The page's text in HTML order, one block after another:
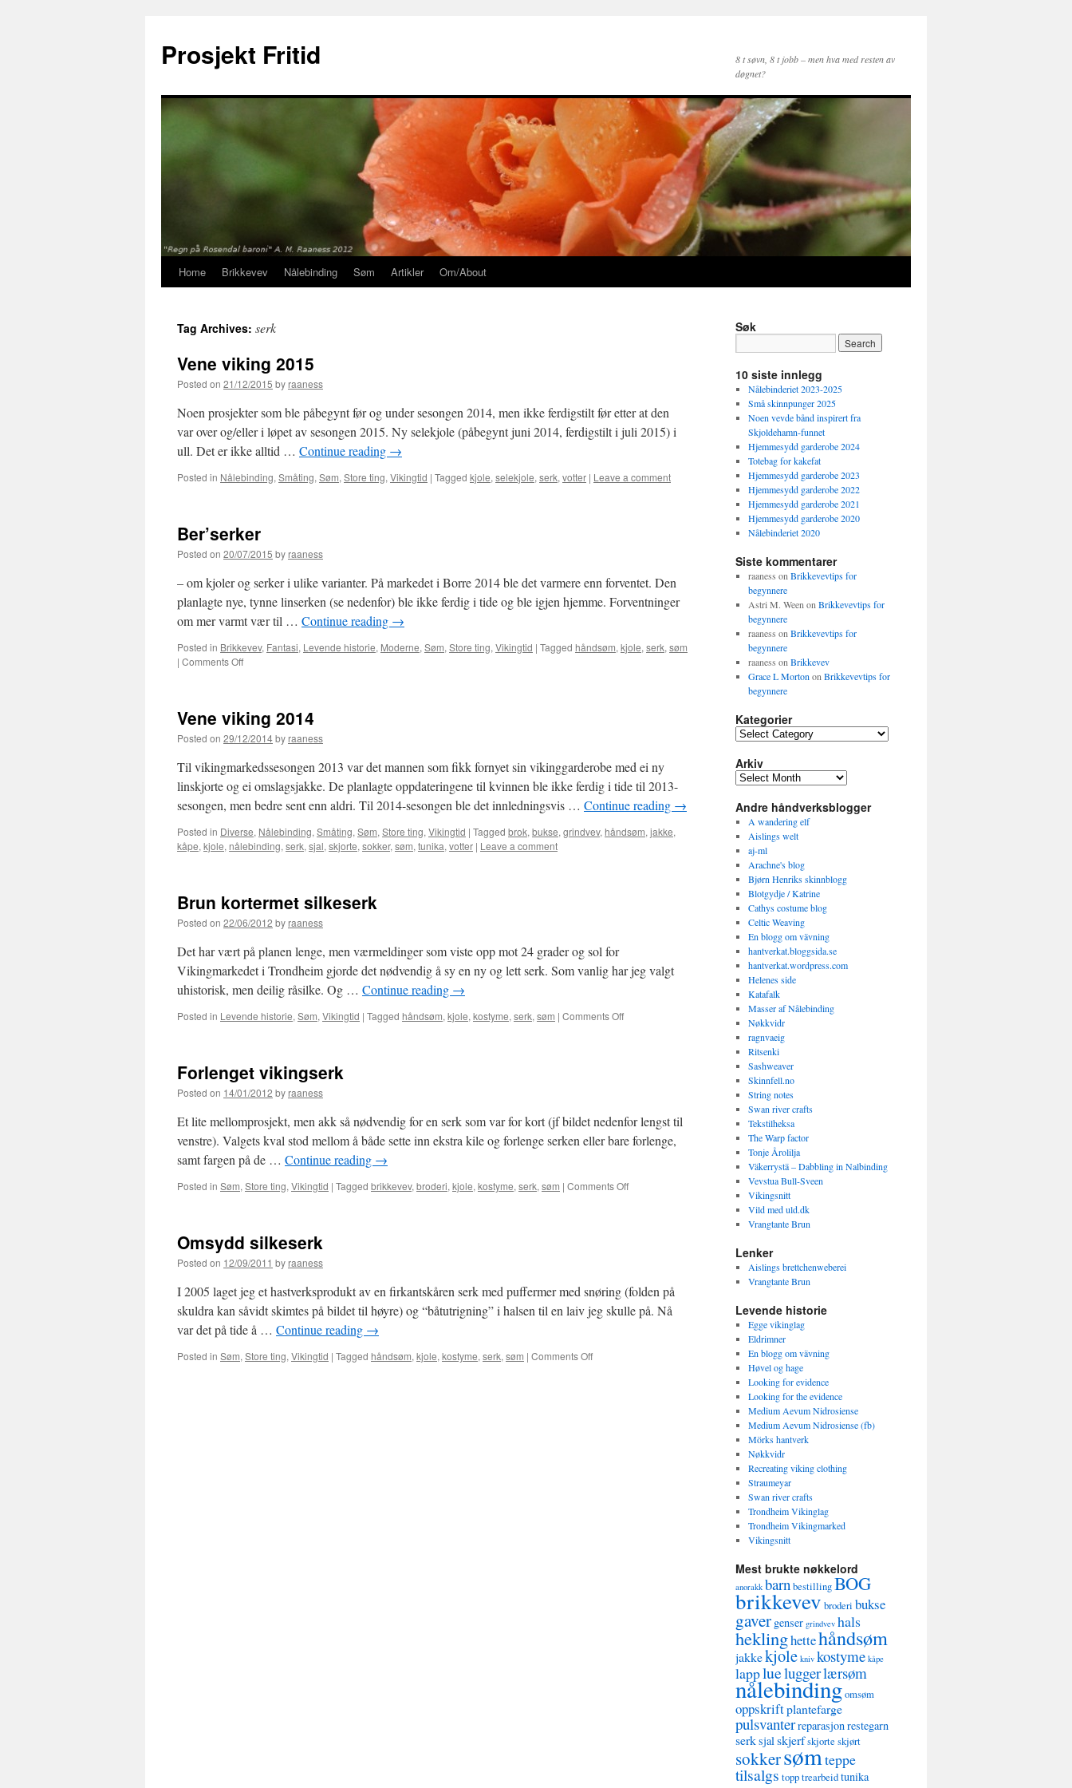
Prosjekt Fritid
8 t søvn, 8 t jobb – men hva med resten av
døgnet?
Skip
content
Home Brikkevev Nålebinding Søm Artikler Om/About
Tag Archives: serk
Vene viking 2015
Posted on 21/12/2015 by raaness
Noen prosjekter som ble påbegynt før og under sesongen 2014, men ikke ferdigstilt før etter at den
var over og/eller i løpet av sesongen 2015. Ny selekjole (påbegynt juni 2014, ferdigstilt i juli 2015) i
ull. Det er ikke alltid … Continue reading →
Posted in Nålebinding, Småting, Søm, Store ting, Vikingtid | Tagged kjole, selekjole, serk, votter | Leave a comment
Ber’serker
Posted on 20/07/2015 by raaness
– om kjoler og serker i ulike varianter. På markedet i Borre 2014 ble det varmere enn forventet. Den
planlagte nye, tynne linserken (se nedenfor) ble ikke ferdig i tide og ble igjen hjemme. Forventninger
om mer varmt vær til … Continue reading →
Posted in Brikkevev, Fantasi, Levende historie, Moderne, Søm, Store ting, Vikingtid | Tagged håndsøm, kjole, serk, søm
| Comments Off
Vene viking 2014
Posted on 29/12/2014by raaness
Til vikingmarkedssesongen 2013 var det mannen som fikk fornyet sin vikinggarderobe med ei ny
linskjorte og ei omslagsjakke. De planlagte oppdateringene til kvinnen ble ikke ferdig i tide til 2013-
sesongen, men bedre sent enn aldri. Til 2014-sesongen ble det innledningsvis … Continue reading →
Posted in Diverse, Nålebinding, Småting, Søm, Store ting, Vikingtid | Tagged brok, bukse, grindvev, håndsøm, jakke,
kåpe, kjole, nålebinding, serk, sjal, skjorte, sokker, søm, tunika, votter | Leave a comment
Brun kortermet silkeserk
Posted on 22/06/2012 by raaness
Det har vært på planen lenge, men værmeldinger som viste opp mot 24 grader og sol for
Vikingmarkedet i Trondheim gjorde det nødvendig å sy en ny og lett serk. Som vanlig har jeg valgt
uhistorisk, men deilig råsilke. Og … Continue reading →
Posted in Levende historie, Søm, Vikingtid | Tagged håndsøm, kjole, kostyme, serk, søm | Comments Off
Forlenget vikingserk
Posted on 14/01/2012 by raaness
Et lite mellomprosjekt, men akk så nødvendig for en serk som var for kort (jf bildet nedenfor lengst til
venstre). Valgets kval stod mellom å både sette inn ekstra kile og forlenge serken eller bare forlenge,
samt fargen på de … Continue reading →
Posted in Søm, Store ting, Vikingtid | Tagged brikkevev, broderi, kjole, kostyme, serk, søm | Comments Off
Omsydd silkeserk
Posted on 12/09/2011 by raaness
I 2005 laget jeg et hastverksprodukt av en firkantskåren serk med puffermer med snøring (folden på
skuldra kan såvidt skimtes på bildet til høyre) og “båtutrigning” i halsen til en laiv jeg skulle på. Nå
var det på tide å … Continue reading →
Posted in Søm, Store ting, Vikingtid | Tagged håndsøm, kjole, kostyme, serk, søm | Comments Off
Søk
10 siste innlegg
Nålebinderiet 2023-2025
Små skinnpunger 2025
Noen vevde bånd inspirert fra
Skjoldehamn-funnet
Hjemmesydd garderobe 2024
Totebag for kakefat
Hjemmesydd garderobe 2023
Hjemmesydd garderobe 2022
Hjemmesydd garderobe 2021
Hjemmesydd garderobe 2020
Nålebinderiet 2020
Siste kommentarer
raaness on Brikkevevtips for
begynnere
Astri M. Ween on Brikkevevtips for
begynnere
raaness on Brikkevevtips for
begynnere
raaness on Brikkevev
Grace L Morton on Brikkevevtips for
begynnere
Kategorier
K
t
o
r
i
e
r
Arkiv
A
k
i
v
Andre håndverksblogger
A wandering elf
Aislings welt
aj-ml
Arachne's blog
Bjørn Henriks skinnblogg
Blotgydje / Katrine
Cathys costume blog
Celtic Weaving
En blogg om vävning
hantverkat.bloggsida.se
hantverkat.wordpress.com
Helenes side
Katafalk
Masser af Nålebinding
Nøkkvidr
ragnvaeig
Ritsenki
Sashweaver
Skinnfell.no
String notes
Swan river crafts
Tekstilheksa
The Warp factor
Tonje Årolilja
Väkerrystä – Dabbling in Nalbinding
Vevstua Bull-Sveen
Vikingsnitt
Vild med uld.dk
Vrangtante Brun
Lenker
Aislings brettchenweberei
Vrangtante Brun
Levende historie
Egge vikinglag
Eldrimner
En blogg om vävning
Høvel og hage
Looking for evidence
Looking for the evidence
Medium Aevum Nidrosiense
Medium Aevum Nidrosiense (fb)
Mörks hantverk
Nøkkvidr
Recreating viking clothing
Straumeyar
Swan river crafts
Trondheim Vikinglag
Trondheim Vikingmarked
Vikingsnitt
Mest brukte nøkkelord
anorakk barnbestillingBOG
brikkevev broderi bukse
gaver genser grindvev hals
heklinghettehåndsøm
jakkekjole kniv kostyme kåpe
lapplueluggerlærsøm
nålebindingomsøm
oppskriftplantefarge
pulsvanterreparasjonrestegarn
serksjalskjerfskjorte skjørt
sokkersømteppe
tilsalgs topptrearbeidtunika